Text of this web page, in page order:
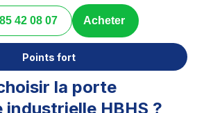
42 08 07 Acheter
Points fort
la porte
HBHS ?